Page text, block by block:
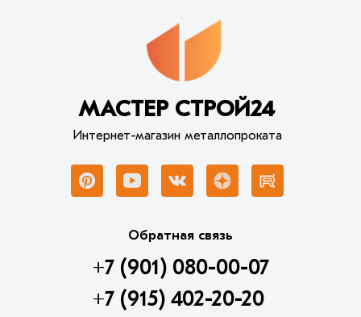
МАСТЕР СТРОЙ24
Интернет-магазин металлопроката
Обратная связь
+7 (901) 080-00-07
+7 (915) 402-20-20